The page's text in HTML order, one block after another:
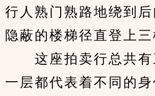
行人熟门熟路地绕到
隐蔽的楼梯径直登上三
这座拍卖行总共有
一层都代表着不同的身